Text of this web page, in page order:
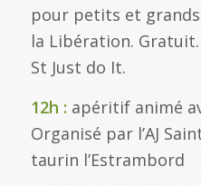
pour petits et
la Libération. Gratuit.
St Just do It.
12h : apéritif animé
Organisé par l’AJ
taurin l’Estrambord